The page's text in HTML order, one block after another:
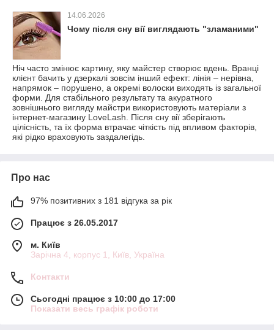
14.06.2026
Чому після сну вії виглядають "зламаними"
Ніч часто змінює картину, яку майстер створює вдень. Вранці
клієнт бачить у дзеркалі зовсім інший ефект: лінія – нерівна,
напрямок – порушено, а окремі волоски виходять із загальної
форми. Для стабільного результату та акуратного
зовнішнього вигляду майстри використовують матеріали з
інтернет-магазину LoveLash. Після сну вії зберігають
цілісність, та їх форма втрачає чіткість під впливом факторів,
які рідко враховують заздалегідь.
Про нас
97% позитивних з 181 відгука за рік
Працює з 26.05.2017
м. Київ
Зарічна 4, корпус 1, Київ, Україна
Контакти
Сьогодні працює з 10:00 до 17:00
Показати весь графік роботи